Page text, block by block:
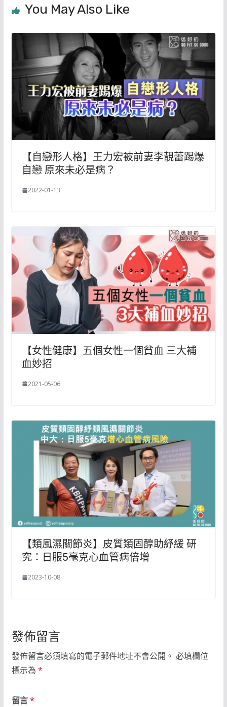
You May Also Like
【自戀形人格】王力宏被前妻李靚蕾踢爆
自戀 原來未必是病？
2022-01-13
【女性健康】五個女性一個貧血 三大補
血妙招
2021-05-06
【類風濕關節炎】皮質類固醇助紓緩 研
究：日服5毫克心血管病倍增
2023-10-08
發佈留言
發佈留言必須填寫的電子郵件地址不會公開。 必填欄位
標示為 *
留言*